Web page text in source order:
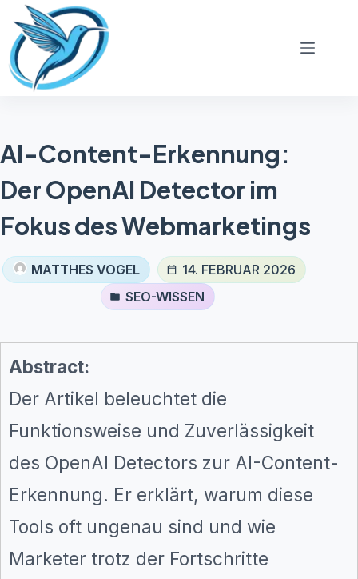
Zum
Inhalt
springen
AI-Content-Erkennung:
Der OpenAI Detector im
Fokus des Webmarketings
MATTHES VOGEL
14. FEBRUAR 2026
SEO-WISSEN
Abstract:
Der Artikel beleuchtet die
Funktionsweise und Zuverlässigkeit
des OpenAI Detectors zur AI-Content-
Erkennung. Er erklärt, warum diese
Tools oft ungenau sind und wie
Marketer trotz der Fortschritte